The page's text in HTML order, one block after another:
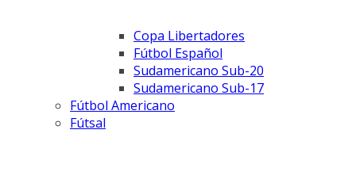
Copa Libertadores
Fútbol Español
Sudamericano Sub-20
Sudamericano Sub-17
Fútbol Americano
Fútsal